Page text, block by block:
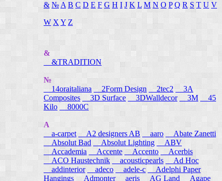
& № A B C D E F G H I J K L M N O P Q R S T U V
W X Y Z
&
&TRADITION
№
14oraitaliana
2Form Design 2tec2
3A
Composites
3D Surface 3DWalldecor 3M
45
Kilo
8000C
A
a-carpet
A2 designers AB aaro
Abate Zanetti
Absolut Bad
Absolut Lighting
ABV
Accademia
Accente Accento
Acerbis
ACO Haustechnik
acousticpearls
Ad Hoc
addinterior
adeco adele-c
Adelphi Paper
Hangings Admonter aeris AG Land Agape